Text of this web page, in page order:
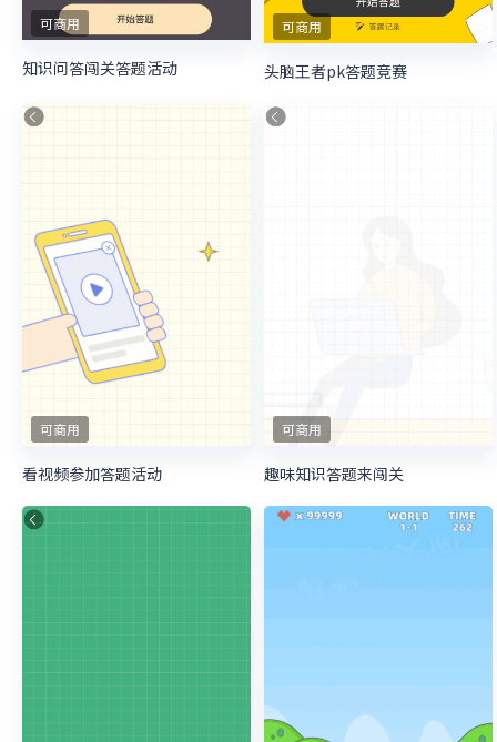
可商用
知识问答闯关答题活动
可商用
头脑王者pk答题竞赛
可商用
看视频参加答题活动
可商用
趣味知识答题来闯关